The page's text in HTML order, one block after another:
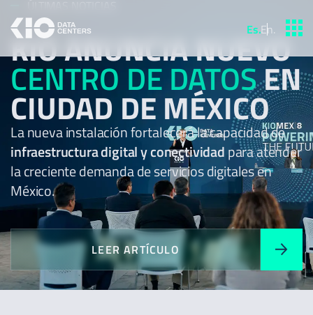
Es.En.
KIO ANUNCIA NUEVO
CENTRO DE DATOSEN
CIUDAD DE MÉXICO
La nueva instalación fortalecerá la capacidad de
infraestructura digital y conectividadpara atender
la creciente demanda de servicios digitales en
México.
LEER ARTÍCULO